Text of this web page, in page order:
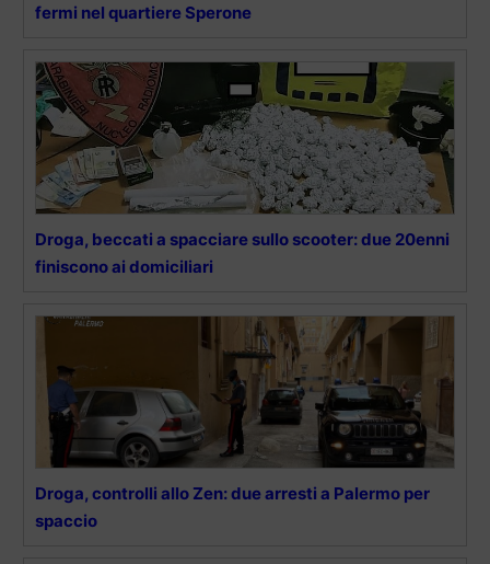
fermi nel quartiere Sperone
Droga, beccati a spacciare sullo scooter: due 20enni
finiscono ai domiciliari
Droga, controlli allo Zen: due arresti a Palermo per
spaccio